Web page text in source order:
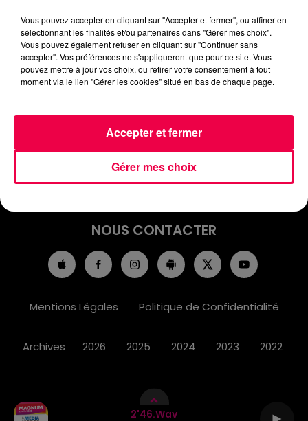
2'46.wav
INFOS
EMISSIONS
JEUX
PODCASTS
NOUS CONTACTER
Mentions Légales Politique de Confidentialité
Archives 2026 2025 2024 2023 2022
Vous pouvez accepter en cliquant sur "Accepter et fermer", ou affiner en
sélectionnant les finalités et/ou partenaires dans "Gérer mes choix".
Vous pouvez également refuser en cliquant sur "Continuer sans
accepter". Vos préférences ne s'appliqueront que pour ce site. Vous
pouvez mettre à jour vos choix, ou retirer votre consentement à tout
moment via le lien "Gérer les cookies" situé en bas de chaque page.
Gérer mes choix
Accepter et fermer